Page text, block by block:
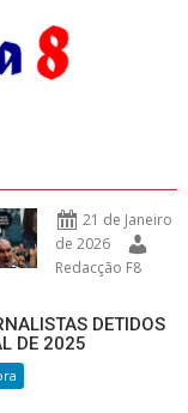
21 de Janeiro
de 2026
Redacção F8
DETIDOS
DE 2025